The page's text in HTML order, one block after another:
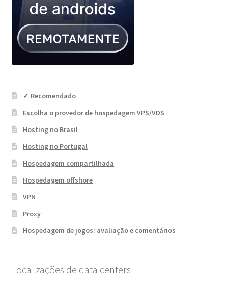
✓ Recomendado
Escolha o provedor de hospedagem VPS/VDS
Hosting no Brasil
Hosting no Portugal
Hospedagem compartilhada
Hospedagem offshore
VPN
Proxy
Hospedagem de jogos: avaliação e comentários
Localizações de data centers